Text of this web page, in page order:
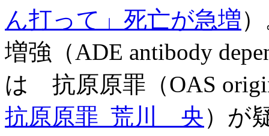
ん打って」死亡が急増）
増強（ADE antibody
は 抗原原罪（OAS
抗原原罪 荒川 央）が